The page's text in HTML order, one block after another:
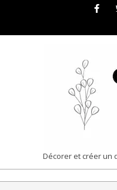
content
COCON
|
Décorer et créer un